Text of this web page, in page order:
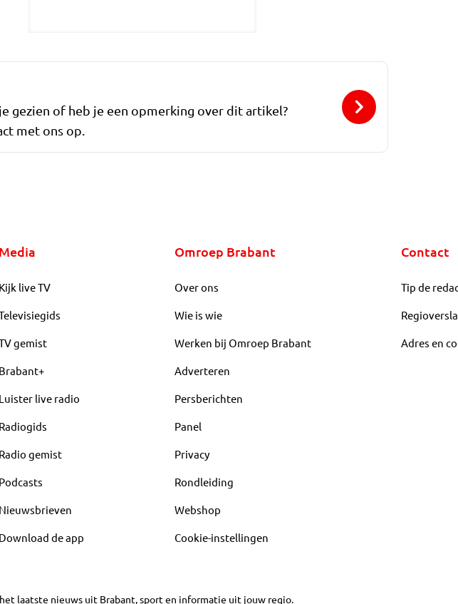
gezien of heb je een opmerking over dit artikel?
met ons op.
Media
Kijk live TV
gemist
Brabant+
Luister live radio
Radiogids
Radio gemist
Podcasts
Nieuwsbrieven
Download de app
Omroep Brabant
Over ons
Wie is wie
Werken bij Omroep Brabant
Adverteren
Persberichten
Panel
Privacy
Rondleiding
Webshop
Cookie-instellingen
Contact
Tip de
Adres en
laatste nieuws uit Brabant, sport en informatie uit jouw regio.